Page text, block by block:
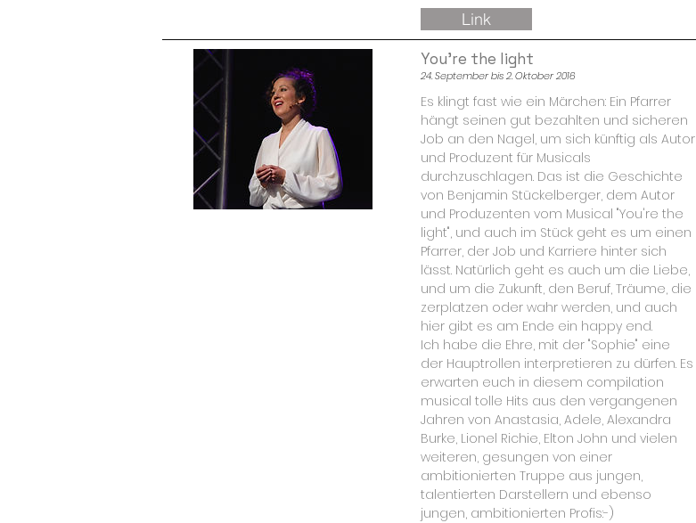
Link
You're the light
24. September bis 2. Oktober 2016
Es klingt fast wie ein Märchen: Ein Pfarrer
hängt seinen gut bezahlten und sicheren
Job an den Nagel, um sich künftig als Autor
und Produzent für Musicals
durchzuschlagen. Das ist die Geschichte
von Benjamin Stückelberger, dem Autor
und Produzenten vom Musical "You're the
light", und auch im Stück geht es um einen
Pfarrer, der Job und Karriere hinter sich
lässt. Natürlich geht es auch um die Liebe,
und um die Zukunft, den Beruf, Träume, die
zerplatzen oder wahr werden, und auch
hier gibt es am Ende ein happy end.
Ich habe die Ehre, mit der "Sophie" eine
der Hauptrollen interpretieren zu dürfen. Es
erwarten euch in diesem compilation
musical tolle Hits aus den vergangenen
Jahren von Anastasia, Adele, Alexandra
Burke, Lionel Richie, Elton John und vielen
weiteren, gesungen von einer
ambitionierten Truppe aus jungen,
talentierten Darstellern und ebenso
jungen, ambitionierten Profis:-)